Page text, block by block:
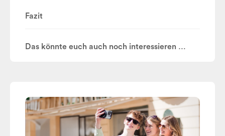
Fazit
Das könnte euch auch noch interessieren …